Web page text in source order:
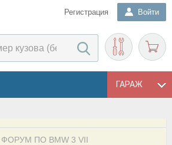
Регистрация Войти
ГАРАЖ
ФОРУМ ПО BMW 3 VII